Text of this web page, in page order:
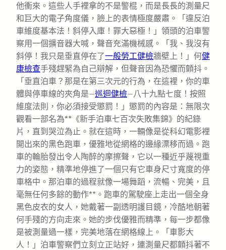
他衝來。這些人手裡拿的不是警棍，而是長長的測量尺
和巨大的電子角度儀，臉上的表情極度嚴肅。「違反泊
車維度基本法！斜停入庫！罪大惡極！」領頭的泊車警
察用一個擴音器大喊，聲音充滿機械感。「我、我沒有
斜停！我只是垂直停在了一般勞工健檢牆壁上！」何健
康檢查手殘趕緊為自己辯解，但聲音因為恐懼而顫抖。
「垂直泊車？那是在第三次元的行為，在這裡，你的車
體與停車線的夾角是—巡迴健檢—八十九點七度！按照
維度法則，你必須接受懲罰！」懲罰的內容是：無限次
觀看一部名為**《新手泊車七百次失敗集錦》的紀錄
片，直到哭泣為止。就在這時，一輛像是從科幻電影裡
開出來的黑色跑車，優雅地從網格的邊緣漂移而過。跑
車的輪胎發出令人陶醉的摩擦聲，它以一種近乎蔑視重
力的姿態，精準地停進了一個只有它車身尺寸寬度的停
車格中。那泊車的過程就像一場舞蹈，流暢、完美，且
毫無任何多餘的動作**。跑車的駕駛座上走出一個全身
黑色皮衣的女人，她戴著一副透明護目鏡，冷酷地朝著
何手殘的方向走來。她的步伐優雅而精準，每一步都像
是被測量過一樣，完美地落在網格線上。「車影大
人！」泊車警察們立刻立正站好，連測量尺都顫抖著不